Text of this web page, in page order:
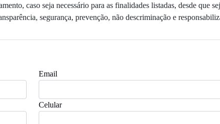
caso seja necessário para as finalidades listadas, desde que
segurança, prevenção, não descriminação e
Email
Celular